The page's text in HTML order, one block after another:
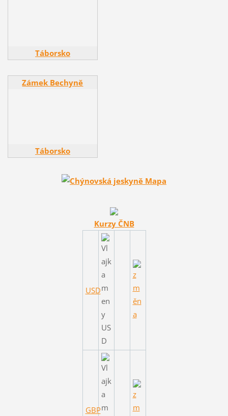
Táborsko
Zámek Bechyně
Zámek Bechyně
Táborsko
Kurzy ČNB
USD
GBP